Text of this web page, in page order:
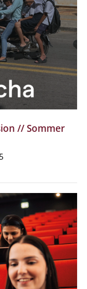
// Sommer